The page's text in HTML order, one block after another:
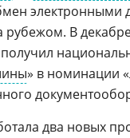
электронными
рубежом. В
» в номинации
два новых